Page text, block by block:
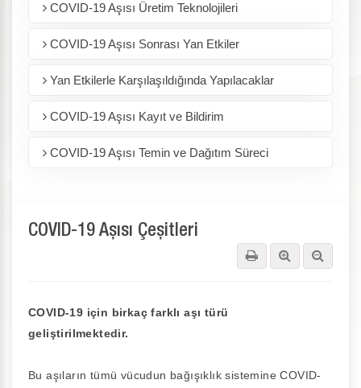
COVID-19 Aşısı Üretim Teknolojileri
COVID-19 Aşısı Sonrası Yan Etkiler
Yan Etkilerle Karşılaşıldığında Yapılacaklar
COVID-19 Aşısı Kayıt ve Bildirim
COVID-19 Aşısı Temin ve Dağıtım Süreci
COVID-19 Aşısı Çeşitleri
COVID-19 için birkaç farklı aşı türü
geliştirilmektedir.
Bu aşıların tümü vücudun bağışıklık sistemine COVID-